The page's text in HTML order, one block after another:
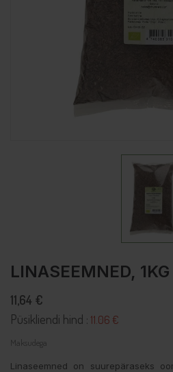
LINASEEMNED, 1KG
11,64 €
Püsikliendi hind : 11.06 €
Maksudega
Linaseemned on suurepäraseks